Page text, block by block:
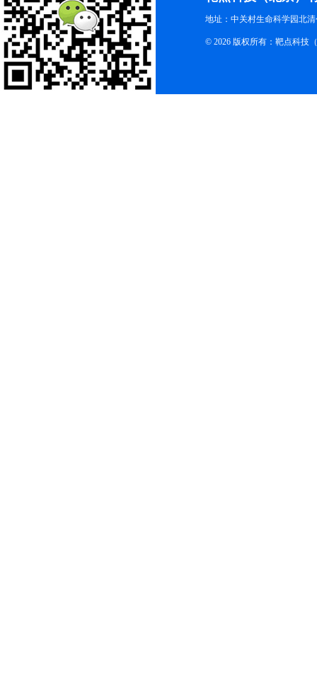
地址：中关村生命科学园北
© 2026 版权所有：靶点科技